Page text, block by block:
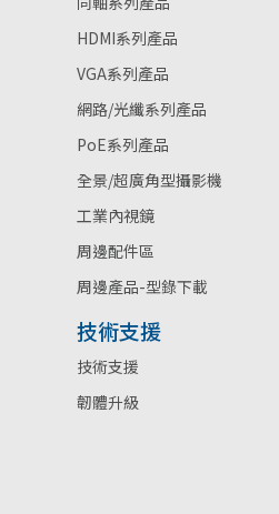
HDMI系列產品
VGA系列產品
網路/光纖系列產品
PoE系列產品
全景/超廣角型攝影機
工業內視鏡
周邊配件區
周邊產品-型錄下載
技術支援
技術支援
韌體升級